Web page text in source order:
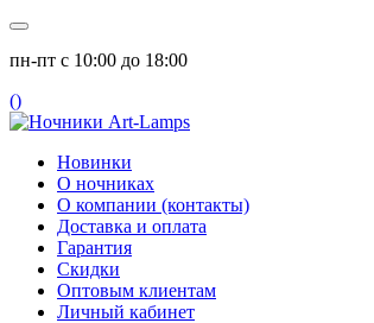
пн-пт с 10:00 до 18:00
()
Новинки
О ночниках
О компании (контакты)
Доставка и оплата
Гарантия
Скидки
Оптовым клиентам
Личный кабинет